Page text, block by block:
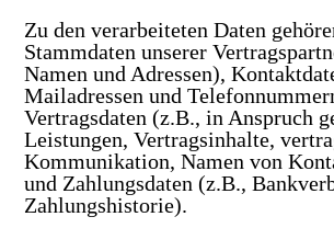
Zu den verarbeiteten Daten
Stammdaten unserer
Namen und Adressen),
Mailadressen und
Vertragsdaten (z.B., in Anspruch
Leistungen, Vertragsinhalte,
Kommunikation, Namen von
und Zahlungsdaten (z.B.,
Zahlungshistorie).